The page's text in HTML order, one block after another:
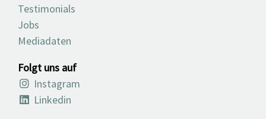
Testimonials
Jobs
Mediadaten
Folgt uns auf
Instagram
Linkedin